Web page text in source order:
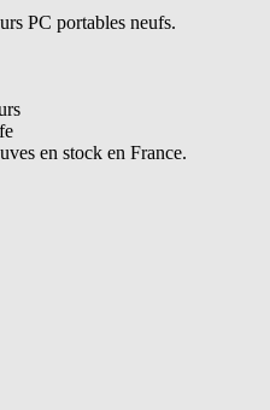
PC portables neufs.
en stock en France.